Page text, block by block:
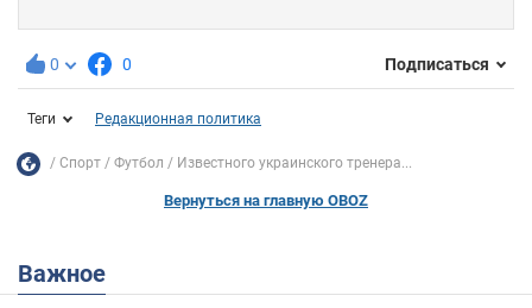
0 0 Подписаться
Теги Редакционная политика
Спорт Футбол Известного украинского тренера...
Вернуться на главную OBOZ
Важное